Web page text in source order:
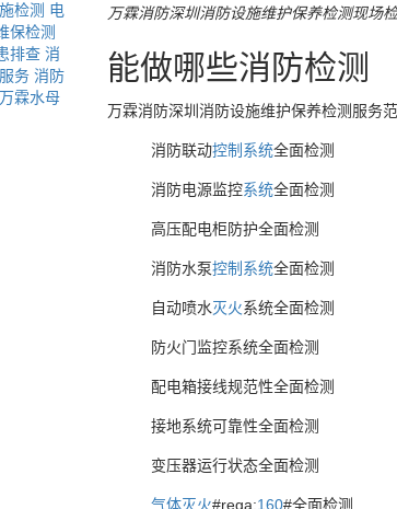
万霖消防深圳消防设施维护保养检测现场
能做哪些消防检测
万霖消防深圳消防设施维护保养检测服务
消防联动控制 系统全面检测
消防电源监控系统全面检测
高压配电柜防护全面检测
消防水泵控制 系统全面检测
自动喷水灭火系统全面检测
防火门监控系统全面检测
配电箱接线规范性全面检测
接地系统可靠性全面检测
变压器运行状态全面检测
气体灭火#rega:160#全面检测
检测 电
保检测
排查 消
务 消防
万霖水母